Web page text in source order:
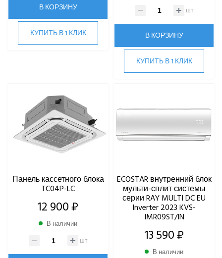
ВИННЫЕ ХОЛОДИЛЬНИКИ И ШКАФЫ
ПРЕЦИЗИОННЫЕ КОНДИЦИОНЕРЫ
ПРИТОЧНО-ВЫТЯЖНЫЕ УСТАНОВКИ
ТЕПЛОВЫЕ НАСОСЫ
КОМПРЕССОРНО-КОНДЕНСАТОРНЫЕ БЛОКИ
В КОРЗИНУ
КУПИТЬ В 1 КЛИК
шт
В КОРЗИНУ
КУПИТЬ В 1 КЛИК
Панель кассетного блока
TC04P-LC
12 900 ₽
В наличии
шт
ECOSTAR внутренний блок
мульти-сплит системы
серии RAY MULTI DC EU
Inverter 2023 KVS-
IMR09ST/IN
13 590 ₽
В наличии